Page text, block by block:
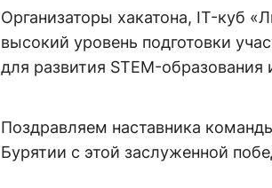
Организаторы хакатона, IT-куб
высокий уровень подготовки
для развития STEM-
Поздравляем наставника
Бурятии с этой заслуженной